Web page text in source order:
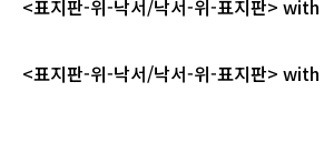
<표지판-위-낙서/낙서-위-표지판> with
<표지판-위-낙서/낙서-위-표지판> with